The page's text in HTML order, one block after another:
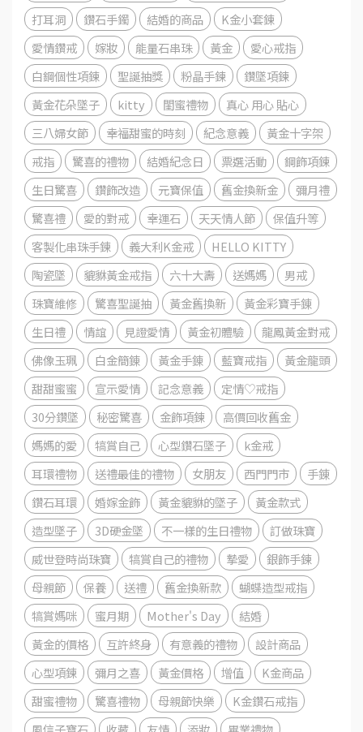
打耳洞
鑽石手鐲 結婚的商品
K金小套鍊
愛情鑽戒
嫁妝 能量石串珠 黃金
愛心戒指
白鋼個性項鍊
聖誕抽獎 粉晶手鍊
鑽墜項鍊
黃金花朵墜子
kitty 閨蜜禮物
真心 用心 貼心
三八婦女節
幸福甜蜜的時刻 紀念意義
黃金十字架
戒指
驚喜的禮物 結婚紀念日 票選活動
鋼飾項鍊
生日驚喜
鑽飾改造 元寶保值 舊金換新金
彌月禮
驚喜禮
愛的對戒 幸運石 天天情人節
保值升等
客製化串珠手鍊
義大利K金戒
HELLO KITTY
陶瓷墜
貔貅黃金戒指 六十大壽 送媽媽
男戒
珠寶維修
驚喜聖誕抽 黃金舊換新
黃金彩寶手錬
生日禮
情誼 見證愛情 黃金初體驗
龍鳳黃金對戒
佛像玉珮
白金簡錬 黃金手錬 藍寶戒指
黃金龍頭
甜甜蜜蜜
宣示愛情 記念意義
定情♡戒指
30分鑽墜
秘密驚喜 金飾項鍊
高價回收舊金
媽媽的愛
犒賞自己 心型鑽石墜子
k金戒
耳環禮物
送禮最佳的禮物 女朋友 西門門市
手錬
鑽石耳環
婚嫁金飾 黃金貔貅的墜子
黃金款式
造型墜子
3D硬金墜 不一樣的生日禮物
訂做珠寶
威世登時尚珠寶
犒賞自己的禮物 摯愛
銀飾手鍊
母親節
保養 送禮 舊金換新款
蝴蝶造型戒指
犒賞媽咪
蜜月期 Mother's Day
結婚
黃金的價格
互許終身 有意義的禮物
設計商品
心型項鍊
彌月之喜 黃金價格 增值
K金商品
甜蜜禮物
驚喜禮物 母親節快樂
K金鑽石戒指